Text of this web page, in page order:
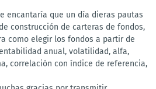
encantaría que un día dieras pautas
construcción de carteras de fondos,
como elegir los fondos a partir de
anual, volatilidad, alfa,
correlación con índice de referencia,